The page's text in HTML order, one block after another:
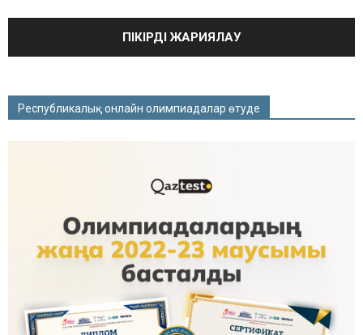
Республикалық онлайн олимпиадалар өтуде